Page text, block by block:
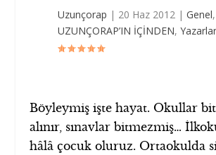
Uzunçorap | 20 Haz 2012 |Genel
UZUNÇORAP’IN İÇİNDEN,Yazarlar
Böyleymiş işte hayat. Okullar
alınır, sınavlar bitmezmiş…
hâlâ çocuk oluruz. Ortaokulda